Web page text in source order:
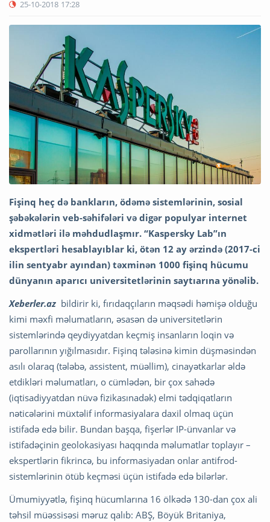
25-10-2018 17:28
Fişinq heç də bankların, ödəmə sistemlərinin, sosial
şəbəkələrin veb-səhifələri və digər populyar internet
xidmətləri ilə məhdudlaşmır. “Kaspersky Lab”ın
ekspertləri hesablayıblar ki, ötən 12 ay ərzində (2017-ci
ilin sentyabr ayından) təxminən 1000 fişinq hücumu
dünyanın aparıcı universitetlərinin saytıarına yönəlib.
Xeberler.az bildirir ki, fırıdaqçıların məqsədi həmişə olduğu
kimi məxfi məlumatların, əsasən də universitetlərin
sistemlərində qeydiyyatdan keçmiş insanların loqin və
parollarının yığılmasıdır. Fişinq tələsinə kimin düşməsindən
asılı olaraq (tələbə, assistent, müəllim), cinayətkarlar əldə
etdikləri məlumatları, o cümlədən, bir çox sahədə
(iqtisadiyyatdan nüvə fizikasınadək) elmi tədqiqatların
nəticələrini müxtəlif informasiyalara daxil olmaq üçün
istifadə edə bilir. Bundan başqa, fişerlər IP-ünvanlar və
istifadəçinin geolokasiyası haqqında məlumatlar toplayır –
ekspertlərin fikrincə, bu informasiyadan onlar antifrod-
sistemlərinin ötüb keçməsi üçün istifadə edə bilərlər.
Ümumiyyətlə, fişinq hücumlarına 16 ölkədə 130-dan çox ali
təhsil müəssisəsi məruz qalıb: ABŞ, Böyük Britaniya,